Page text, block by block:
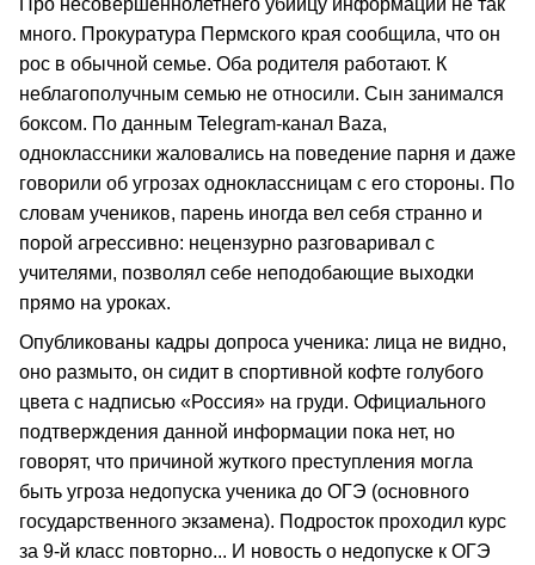
Про несовершеннолетнего убийцу информации не так
много. Прокуратура Пермского края сообщила, что он
рос в обычной семье. Оба родителя работают. К
неблагополучным семью не относили. Сын занимался
боксом. По данным Telegram-канал Baza,
одноклассники жаловались на поведение парня и даже
говорили об угрозах одноклассницам с его стороны. По
словам учеников, парень иногда вел себя странно и
порой агрессивно: нецензурно разговаривал с
учителями, позволял себе неподобающие выходки
прямо на уроках.
Опубликованы кадры допроса ученика: лица не видно,
оно размыто, он сидит в спортивной кофте голубого
цвета с надписью «Россия» на груди. Официального
подтверждения данной информации пока нет, но
говорят, что причиной жуткого преступления могла
быть угроза недопуска ученика до ОГЭ (основного
государственного экзамена). Подросток проходил курс
за 9-й класс повторно... И новость о недопуске к ОГЭ